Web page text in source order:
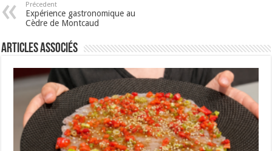
Précedent
Expérience gastronomique au
Cèdre de Montcaud
Articles associés